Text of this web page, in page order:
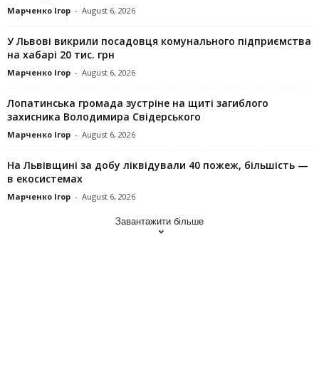
Марченко Ігор - August 6, 2026
У Львові викрили посадовця комунального підприємства
на хабарі 20 тис. грн
Марченко Ігор - August 6, 2026
Лопатинська громада зустріне на щиті загиблого
захисника Володимира Свідерського
Марченко Ігор - August 6, 2026
На Львівщині за добу ліквідували 40 пожеж, більшість —
в екосистемах
Марченко Ігор - August 6, 2026
Завантажити більше